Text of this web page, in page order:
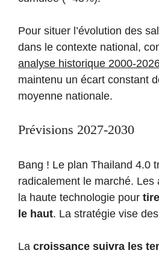
Pour situer l’évolution des
dans le contexte national,
analyse historique 2000-
maintenu un écart constant
moyenne nationale.
Prévisions 2027-2030
Bang ! Le plan Thailand 4.0
radicalement le marché. Les
la haute technologie pour
le haut. La stratégie vise
La croissance suivra les